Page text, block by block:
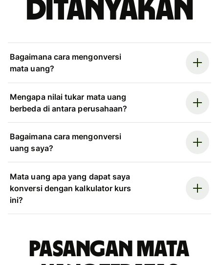
ditanyakan
Bagaimana cara mengonversi
mata uang?
Mengapa nilai tukar mata uang
berbeda di antara perusahaan?
Bagaimana cara mengonversi
uang saya?
Mata uang apa yang dapat saya
konversi dengan kalkulator kurs
ini?
Pasangan mata